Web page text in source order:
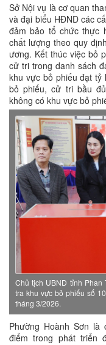
Sở Nội vụ là cơ quan
và đại biểu HĐND các
đảm bảo tổ chức thực
chất lượng theo quy
ương. Kết thúc việc bỏ
cử tri trong danh sách
khu vực bỏ phiếu đạt
bỏ phiếu, cử tri bầu
không có khu vực bỏ
Chủ tịch UBND tỉnh
tra khu vực bỏ phiếu số
tháng 3/2026.
Phường Hoành Sơn
điểm trong phát triển